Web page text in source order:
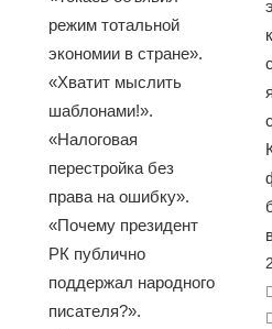
режим тотальной
экономии в стране».
«Хватит мыслить
шаблонами!».
«Налоговая
перестройка без
права на ошибку».
«Почему президент
РК публично
поддержал народного
писателя?».